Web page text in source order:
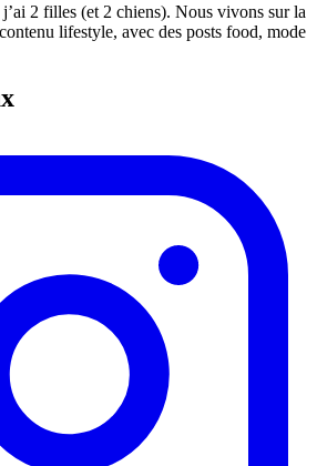
2 filles (et 2 chiens). Nous vivons sur la
lifestyle, avec des posts food, mode